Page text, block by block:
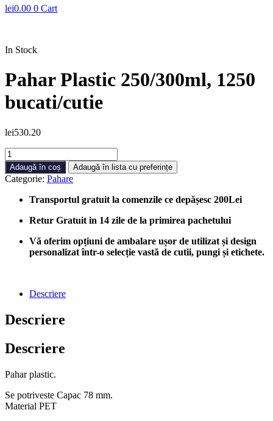
lei0.00 0 Cart
In Stock
Pahar Plastic 250/300ml, 1250
bucati/cutie
lei530.20
Cantitate
Pahar
Plastic
250/300ml,
1250
Adaugă în coș Adaugă în lista cu preferințe
Categorie: Pahare
Transportul gratuit la comenzile ce depășesc 200Lei
Retur Gratuit in 14 zile de la primirea pachetului
Vă oferim opțiuni de ambalare ușor de utilizat și design
personalizat într-o selecție vastă de cutii, pungi și etichete.
Descriere
Descriere
Descriere
Pahar plastic.
Se potriveste Capac 78 mm.
Material PET